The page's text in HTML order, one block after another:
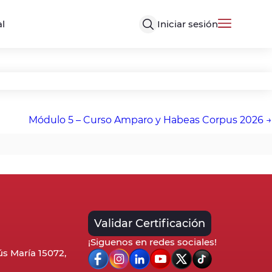
Iniciar sesión
Módulo 5 – Curso Amparo y Habeas Corpus 2026
María 15072,
Validar Certificación
¡Siguenos en redes sociales!